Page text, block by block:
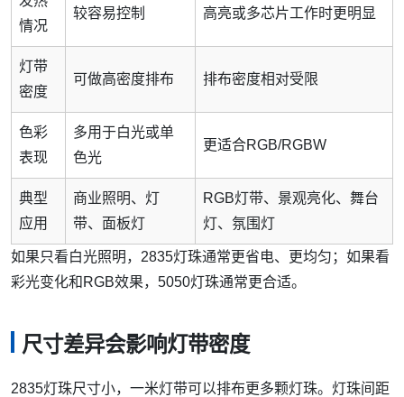
情况
较容易控制 高亮或多芯片工作时更明显
灯带
密度
可做高密度排布 排布密度相对受限
色彩
表现
多用于白光或单
色光
更适合RGB/RGBW
典型
应用
商业照明、灯
带、面板灯
RGB灯带、景观亮化、舞台
灯、氛围灯
如果只看白光照明，2835灯珠通常更省电、更均匀；如果看
彩光变化和RGB效果，5050灯珠通常更合适。
尺寸差异会影响灯带密度
2835灯珠尺寸小，一米灯带可以排布更多颗灯珠。灯珠间距